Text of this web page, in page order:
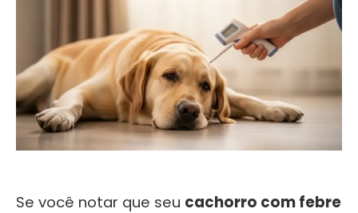
Se você notar que seu cachorro com febre